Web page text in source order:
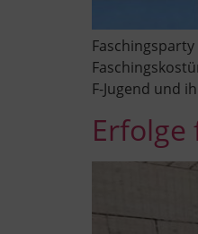
F-Jugend und
Erfolge